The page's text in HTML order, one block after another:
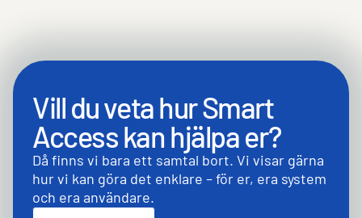
Vill du veta hur Smart
Access kan hjälpa er?
Då finns vi bara ett samtal bort. Vi visar gärna
hur vi kan göra det enklare – för er, era system
och era användare.